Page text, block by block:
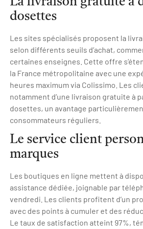
dosettes
Les sites spécialisés proposent la
selon différents seuils d’achat,
certaines enseignes. Cette offre
la France métropolitaine avec une
heures maximum via Colissimo. Les
notamment d’une livraison gratuite à
dosettes, un avantage
consommateurs réguliers.
Le service client
marques
Les boutiques en ligne mettent à
assistance dédiée, joignable par
vendredi. Les clients profitent d’un
avec des points à cumuler et des
Le taux de satisfaction atteint 97%,